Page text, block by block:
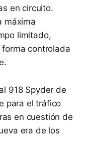
en circuito.
máxima
limitado,
controlada
918 Spyder de
para el tráfico
en cuestión de
era de los